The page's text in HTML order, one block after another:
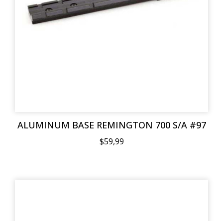
ALUMINUM BASE REMINGTON 700 S/A #97
$59,99